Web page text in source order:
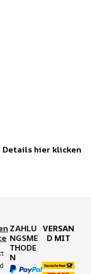
Details hier klicken
ZAHLU
NGSME
THODE
N
VERSAN
D MIT